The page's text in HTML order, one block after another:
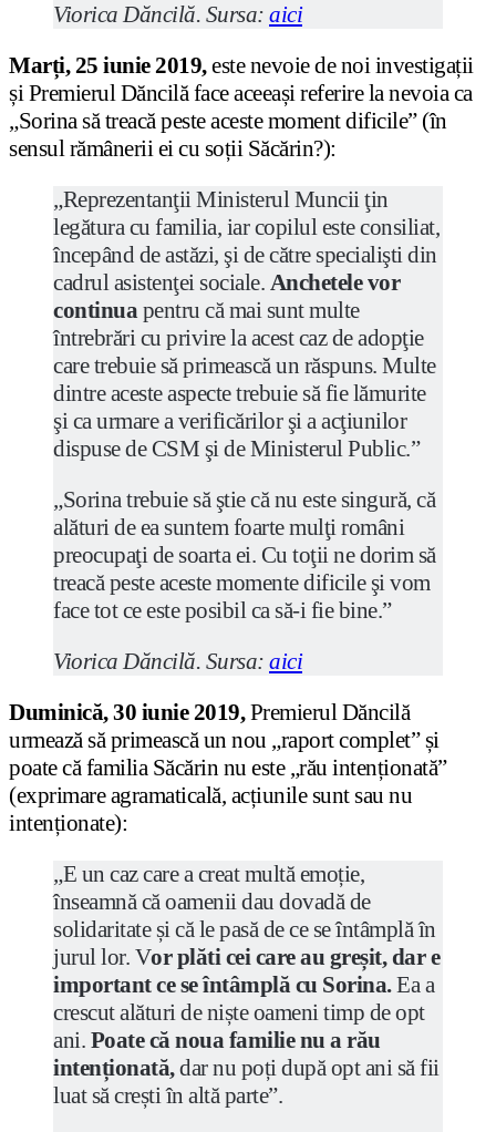
Viorica Dăncilă. Sursa: aici
Marți, 25 iunie 2019,este nevoie de noi investigații
și Premierul Dăncilă face aceeași referire la nevoia ca
„Sorina să treacă peste aceste moment dificile” (în
sensul rămânerii ei cu soții Săcărin?):
„Reprezentanţii Ministerul Muncii ţin
legătura cu familia, iar copilul este consiliat,
începând de astăzi, şi de către specialişti din
cadrul asistenţei sociale. Anchetele vor
continuapentru că mai sunt multe
întrebrări cu privire la acest caz de adopţie
care trebuie să primească un răspuns. Multe
dintre aceste aspecte trebuie să fie lămurite
şi ca urmare a verificărilor şi a acţiunilor
dispuse de CSM şi de Ministerul Public.”
„Sorina trebuie să ştie că nu este singură, că
alături de ea suntem foarte mulţi români
preocupaţi de soarta ei. Cu toţii ne dorim să
treacă peste aceste momente dificile şi vom
face tot ce este posibil ca să-i fie bine.”
Viorica Dăncilă. Sursa: aici
Duminică, 30 iunie 2019,Premierul Dăncilă
urmează să primească un nou „raport complet” și
poate că familia Săcărin nu este „rău intenționată”
(exprimare agramaticală, acțiunile sunt sau nu
intenționate):
„E un caz care a creat multă emoție,
înseamnă că oamenii dau dovadă de
solidaritate și că le pasă de ce se întâmplă în
jurul lor. Vor plăti cei care au greșit, dar e
important ce se întâmplă cu Sorina.Ea a
crescut alături de niște oameni timp de opt
ani. Poate că noua familie nu a rău
intenționată,dar nu poți după opt ani să fii
luat să crești în altă parte”.